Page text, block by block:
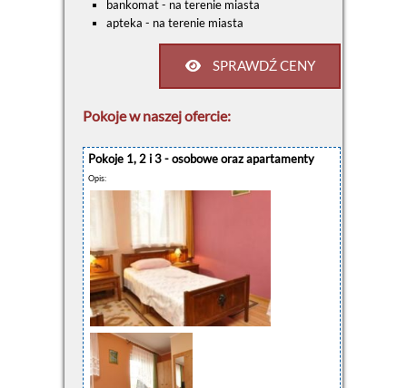
bankomat - na terenie miasta
apteka - na terenie miasta
SPRAWDŹ CENY
Pokoje w naszej ofercie:
Pokoje 1, 2 i 3 - osobowe oraz apartamenty
Opis: